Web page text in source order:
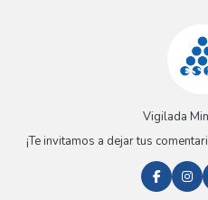
Vigilada
¡Te invitamos a dejar tus